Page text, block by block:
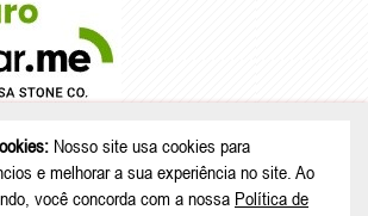
- CNPJ: 33.265.741/0001-53 |Rua João
- sala 2 - Schramm - São Bento do Sul - SC |
Nosso site usa cookies para
e melhorar a sua experiência no site. Ao
você concorda com a nossa Política de